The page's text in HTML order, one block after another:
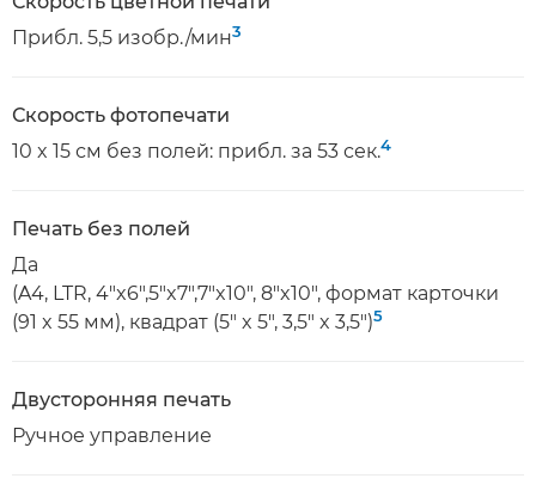
Прибл. 5,5 изобр./мин3
Скорость фотопечати
10 x 15 см без полей: прибл. за 53 сек.4
Печать без полей
Да
(A4, LTR, 4"x6",5"x7",7"x10", 8"x10", формат карточки
(91 x 55 мм), квадрат (5" x 5", 3,5" x 3,5")5
Двусторонняя печать
Ручное управление